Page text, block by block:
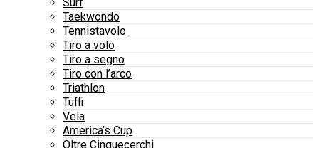
Taekwondo
Tennistavolo
Tiro a volo
Tiro a segno
Tiro con l’arco
Triathlon
Tuffi
Vela
America’s Cup
Oltre Cinquecerchi